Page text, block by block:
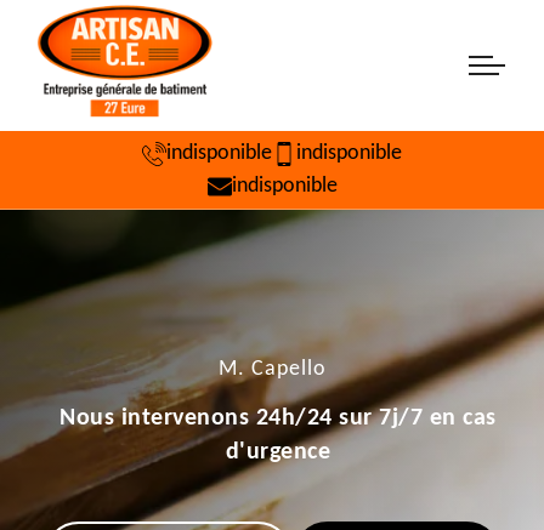
indisponible
indisponible
indisponible
M. Capello
Nous intervenons 24h/24 sur 7j/7 en cas
d'urgence